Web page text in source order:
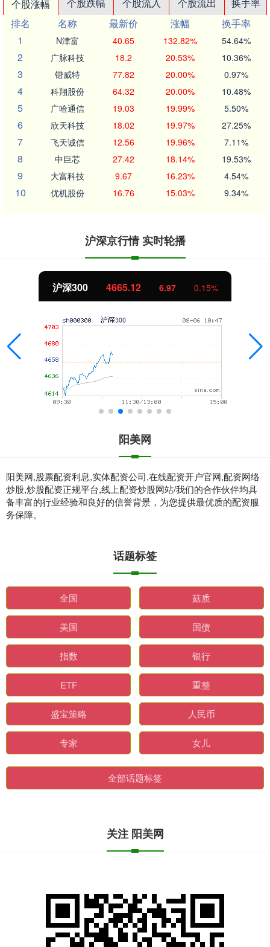
个股涨幅
排名
名称 最新价 涨幅
换手率
1
N津富 40.65 132.82% 54.64%
2 广脉科技 18.2 20.53% 10.36%
3 锴威特 77.82 20.00% 0.97%
4 科翔股份 64.32 20.00% 10.48%
5 广哈通信 19.03 19.99% 5.50%
6 欣天科技 18.02 19.97% 27.25%
7 飞天诚信 12.56 19.96% 7.11%
8 中巨芯 27.42 18.14% 19.53%
9 大富科技 9.67 16.23% 4.54%
10 优机股份 16.76 15.03% 9.34%
沪深京行情 实时轮播
沪深300 4665.12 6.97 0.15%
阳美网
阳美网,股票配资利息,实体配资公司,在线配资开户官网,配资网络
炒股,炒股配资正规平台,线上配资炒股网站/我们的合作伙伴均具
备丰富的行业经验和良好的信誉背景，为您提供最优质的配资服
务保障。
话题标签
全国 菇质
美国 国债
指数 银行
ETF 重整
盛宝策略 人民币
专家 女儿
全部话题标签
关注 阳美网